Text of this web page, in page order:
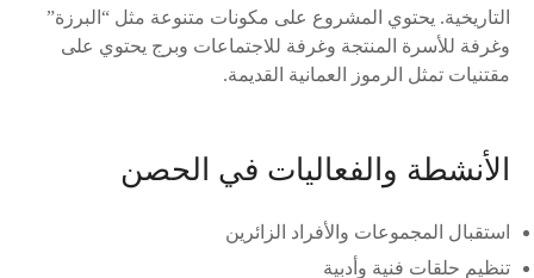
التاريخية. يحتوي المشروع على مكونات متنوعة مثل “البرزة”
وغرفة للأسرة المنتجة وغرفة للاجتماعات وبرج يحتوي على
مقتنيات تمثل الرموز العمانية القديمة.
الأنشطة والفعاليات في الحصن
استقبال المجموعات والأفراد الزائرين
تنظيم حلقات فنية وأدبية